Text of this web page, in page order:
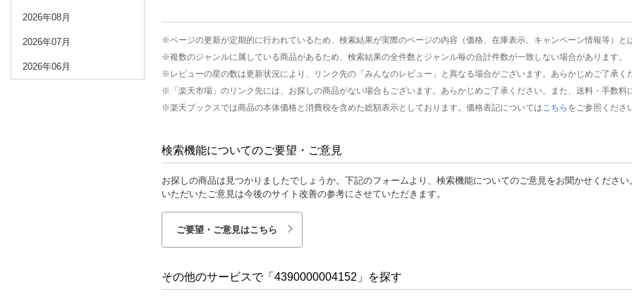
2026年08月
2026年07月
2026年06月
※ページの更新が定期的に行われているため、検索結果が実際のページの内容（価格、在庫表示、キャンペーン情報等）と
※複数のジャンルに属している商品があるため、検索結果の全件数とジャンル毎の合計件数が一致しない場合があります。
※レビューの星の数は更新状況により、リンク先の「みんなのレビュー」と異なる場合がございます。あらかじめご了承く
※「楽天市場」のリンク先には、お探しの商品がない場合もございます。あらかじめご了承ください。また、送料・手数料
※楽天ブックスでは商品の本体価格と消費税を含めた総額表示としております。価格表記については こちら をご参照くださ
検索機能についてのご要望・ご意見
お探しの商品は見つかりましたでしょうか。下記のフォームより、検索機能についてのご意見をお聞かせください
いただいたご意見は今後のサイト改善の参考にさせていただきます。
ご要望・ご意見はこちら
その他のサービスで「4390000004152」を探す